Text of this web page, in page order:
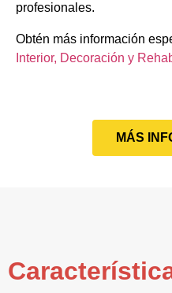
profesionales.
Obtén más información
Interior, Decoración y
MÁS